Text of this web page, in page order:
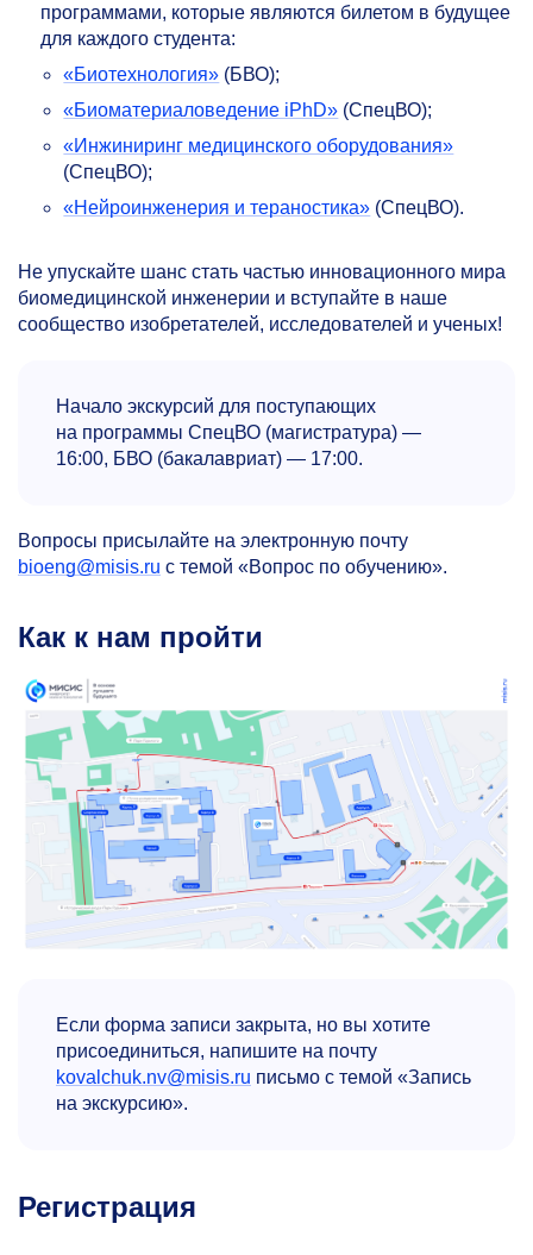
программами, которые являются билетом в будущее
для каждого студента:
«Биотехнология» (БВО);
«Биоматериаловедение iPhD» (СпецВО);
«Инжиниринг медицинского оборудования»
(СпецВО);
«Нейроинженерия и тераностика» (СпецВО).
Не упускайте шанс стать частью инновационного мира
биомедицинской инженерии и вступайте в наше
сообщество изобретателей, исследователей и ученых!
Начало экскурсий для поступающих
на программы СпецВО (магистратура) —
16:00, БВО (бакалавриат) — 17:00.
Вопросы присылайте на электронную почту
bioeng@misis.ru с темой «Вопрос по обучению».
Как к нам пройти
Если форма записи закрыта, но вы хотите
присоединиться, напишите на почту
kovalchuk.nv@misis.ru письмо с темой «Запись
на экскурсию».
Регистрация